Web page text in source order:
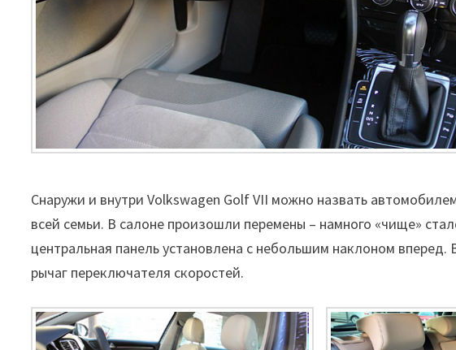
Снаружи и внутри Volkswagen Golf VII можно назвать
всей семьи. В салоне произошли перемены – намного «чище»
центральная панель установлена с небольшим наклоном вперед.
рычаг переключателя скоростей.